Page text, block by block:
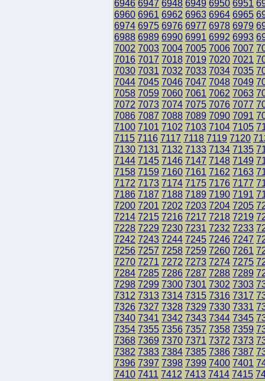
6946 6947 6948 6949 6950 6951
6960 6961 6962 6963 6964 6965
6974 6975 6976 6977 6978 6979
6988 6989 6990 6991 6992 6993
7002 7003 7004 7005 7006 7007
7016 7017 7018 7019 7020 7021
7030 7031 7032 7033 7034 7035
7044 7045 7046 7047 7048 7049
7058 7059 7060 7061 7062 7063
7072 7073 7074 7075 7076 7077
7086 7087 7088 7089 7090 7091
7100 7101 7102 7103 7104 7105
7115 7116 7117 7118 7119 7120
7130 7131 7132 7133 7134 7135
7144 7145 7146 7147 7148 7149
7158 7159 7160 7161 7162 7163
7172 7173 7174 7175 7176 7177
7186 7187 7188 7189 7190 7191
7200 7201 7202 7203 7204 7205
7214 7215 7216 7217 7218 7219
7228 7229 7230 7231 7232 7233
7242 7243 7244 7245 7246 7247
7256 7257 7258 7259 7260 7261
7270 7271 7272 7273 7274 7275
7284 7285 7286 7287 7288 7289
7298 7299 7300 7301 7302 7303
7312 7313 7314 7315 7316 7317
7326 7327 7328 7329 7330 7331
7340 7341 7342 7343 7344 7345
7354 7355 7356 7357 7358 7359
7368 7369 7370 7371 7372 7373
7382 7383 7384 7385 7386 7387
7396 7397 7398 7399 7400 7401
7410 7411 7412 7413 7414 7415